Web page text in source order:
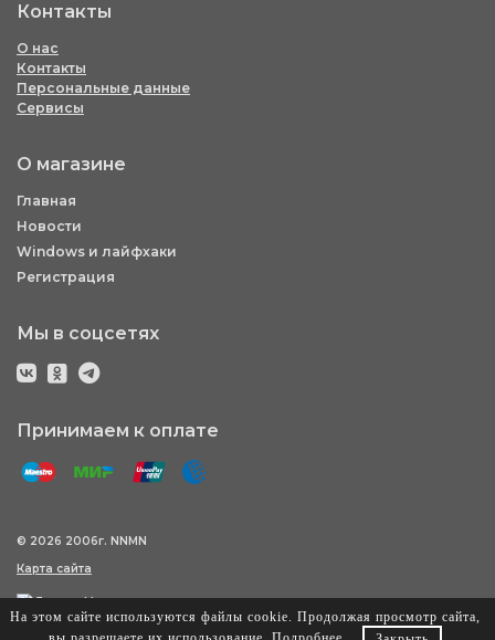
Контакты
О нас
Контакты
Персональные данные
Сервисы
О магазине
Главная
Новости
Windows и лайфхаки
Регистрация
Мы в соцсетях
Принимаем к оплате
© 2026 2006г. NNMN
Карта сайта
На этом сайте используются файлы cookie. Продолжая просмотр сайта,